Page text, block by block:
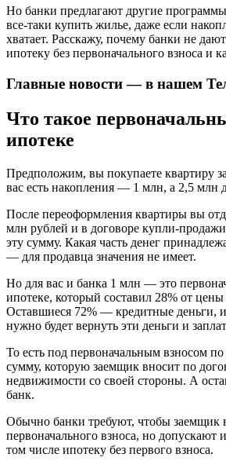
Но банки предлагают другие
все-таки купить жилье, даже если
хватает. Расскажу, почему банки не
ипотеку без первоначального взноса и
Главные новости — в нашем
Что такое
ипотеке
Предположим, вы покупаете квартиру
вас есть накопления — 1 млн, а 2,5 млн
После переоформления квартиры вы
млн рублей и в договоре купли-
эту сумму. Какая часть денег
— для продавца значения не имеет.
Но для вас и банка 1 млн — это
ипотеке, который составил 28% от цены
Оставшиеся 72% — кредитные деньги,
нужно будет вернуть эти деньги и
То есть под первоначальным взносом
сумму, которую заемщик вносит по
недвижимости со своей стороны. А
банк.
Обычно банки требуют, чтобы заемщик
первоначального взноса, но допускают
том числе ипотеку без первого взноса.